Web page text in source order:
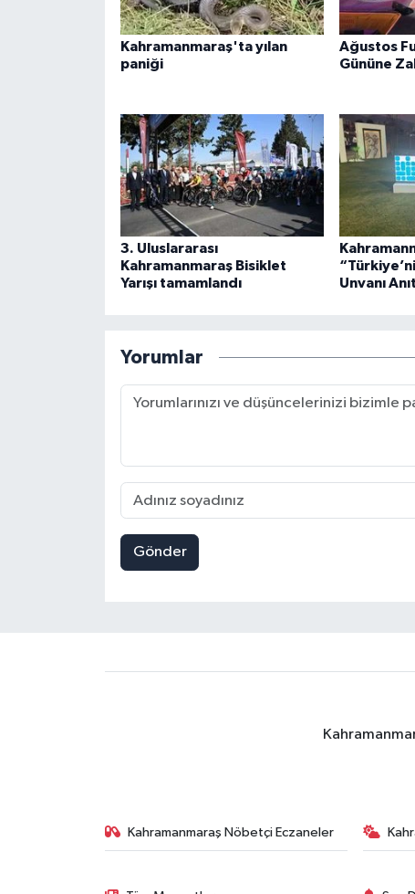
Kahramanmaraş'ta yılan
paniği
Ağustos
Gününe
3. Uluslararası
Kahramanmaraş Bisiklet
Yarışı tamamlandı
Unvanı
Yorumlar
Gönder
Kahramanmaraş Nöbetçi Eczaneler